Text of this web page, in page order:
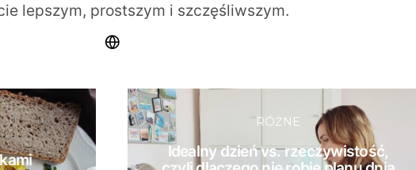
lepszym, prostszym i szczęśliwszym.
RÓŻNE
Idealny dzień vs. rzeczywistość,